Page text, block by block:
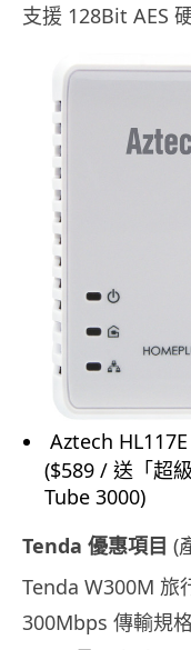
支援 128Bit AES
Aztech
($589 / 送「超
Tube 3000)
Tenda 優惠項目 (
Tenda W300M 旅
300Mbps 傳輸規